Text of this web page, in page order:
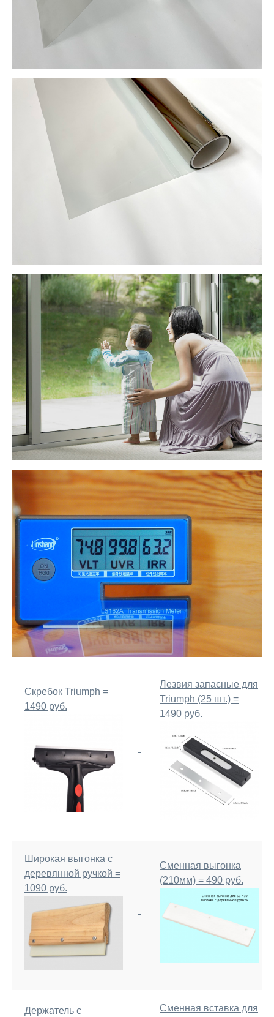
Скребок Triumph =
1490 руб.
Лезвия запасные для
Triumph (25 шт.) =
1490 руб.
Широкая выгонка с
деревянной ручкой =
1090 руб.
Сменная выгонка
(210мм) = 490 руб.
Держатель с
Сменная вставка для